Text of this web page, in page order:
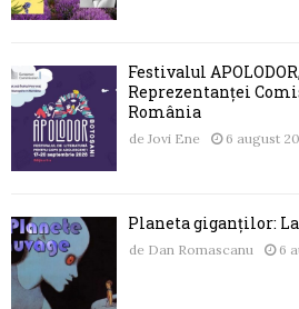
Festivalul
Reprezentanței
România
de Jovi Ene 6 august
Planeta giganților: La
de Dan Romascanu 6